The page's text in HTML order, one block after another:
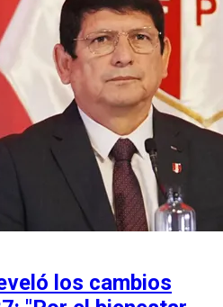
los cambios